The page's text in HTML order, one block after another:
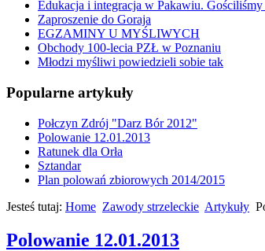
Edukacja i integracja w Pakawiu.
Zaproszenie do Goraja
EGZAMINY U MYŚLIWYCH
Obchody 100-lecia PZŁ w Poznaniu
Młodzi myśliwi powiedzieli sobie tak
Popularne artykuły
Połczyn Zdrój "Darz Bór 2012"
Polowanie 12.01.2013
Ratunek dla Orła
Sztandar
Plan polowań zbiorowych 2014/2015
Jesteś tutaj: Home Zawody strzeleckie Artykuły
Polowanie 12.01.2013